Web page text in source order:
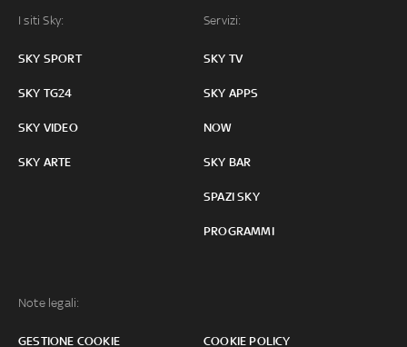
I siti Sky:
SKY SPORT
SKY TG24
SKY VIDEO
SKY ARTE
Servizi:
SKY TV
SKY APPS
NOW
SKY BAR
SPAZI SKY
PROGRAMMI
Note legali:
GESTIONE COOKIE COOKIE POLICY